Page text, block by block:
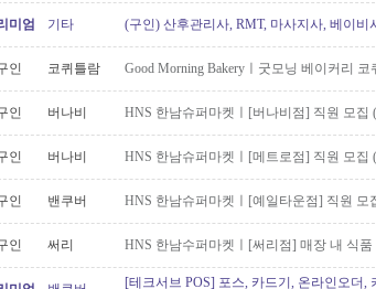
미엄 기타 (구인) 산후관리사, RMT, 마사지사, 베이비
인 코퀴틀람 Good Morning Bakeryㅣ굿모닝 베이커리
인 버나비 HNS 한남슈퍼마켓ㅣ[버나비점] 직원 모집
인 버나비 HNS 한남슈퍼마켓ㅣ[메트로점] 직원 모집
인 밴쿠버 HNS 한남슈퍼마켓ㅣ[예일타운점] 직원 모
인 써리 HNS 한남수퍼마켓ㅣ[써리점] 매장 내 식품
[테크서브 POS] 포스, 카드기, 온라인오더,